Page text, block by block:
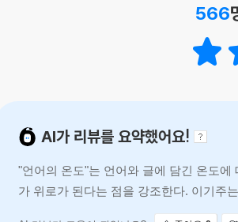
566
AI가 리뷰를 요약했어요!
"언어의 온도"는 언어와 글에 담긴 온도
가 위로가 된다는 점을 강조한다. 이기주
설명한다. 그는 일상에서 의미 있는 말과